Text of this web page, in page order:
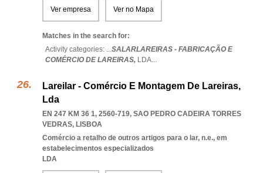
Ver empresa Ver no Mapa
Matches in the search for:
Activity categories: ...SALARLAREIRAS - FABRICAÇÃO E
COMÉRCIO DE LAREIRAS, LDA...
Lareilar - Comércio E Montagem De Lareiras,
Lda
EN 247 KM 36 1, 2560-719, SAO PEDRO CADEIRA TORRES
VEDRAS, LISBOA
Comércio a retalho de outros artigos para o lar, n.e., em
estabelecimentos especializados
LDA